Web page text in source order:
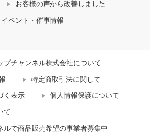
お客様の声から改善しました
イベント・催事情報
プチャンネル株式会社について
特定商取引法に関して
く表示 個人情報保護について
て
ルで商品販売希望の事業者募集中